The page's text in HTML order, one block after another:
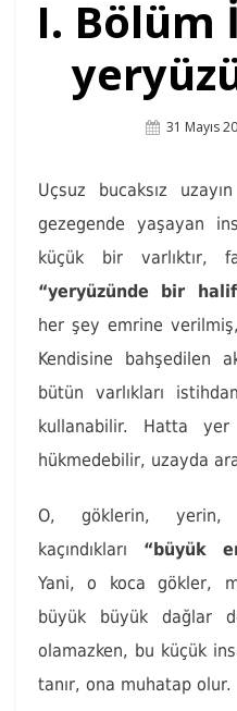
I. Bölüm
Posted
31 Mayıs
Uçsuz bucaksız
gezegende yaşayan
küçük bir varlıktır,
“yeryüzünde bir
her şey emrine
Kendisine bahşedilen
bütün varlıkları
kullanabilir. Hatta
hükmedebilir, uzayda
O, göklerin, yerin,
kaçındıkları “büyük
Yani, o koca gökler,
büyük büyük dağlar
olamazken, bu küçük
tanır, ona muhatap olur.